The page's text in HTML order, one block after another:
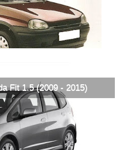
Fit 1.5 (2009 - 2015)